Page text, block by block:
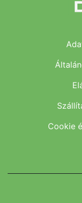
Cookie